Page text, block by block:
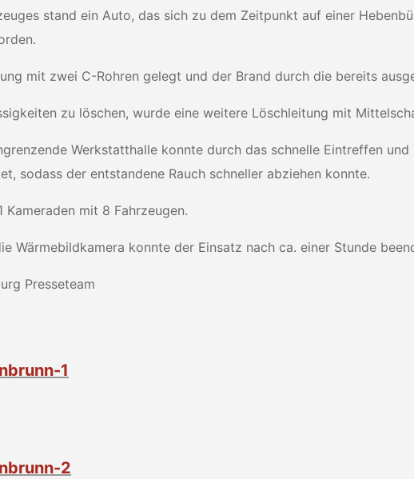
stand ein Auto, das sich zu dem Zeitpunkt auf einer
mit zwei C-Rohren gelegt und der Brand durch die bereits
zu löschen, wurde eine weitere Löschleitung mit
Werkstatthalle konnte durch das schnelle Eintreffen
sodass der entstandene Rauch schneller abziehen konnte.
mit 8 Fahrzeugen.
Wärmebildkamera konnte der Einsatz nach ca. einer Stunde
Presseteam
1
2